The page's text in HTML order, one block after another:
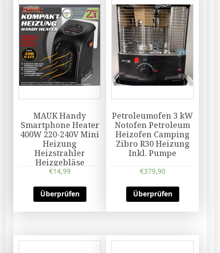
MAUK Handy
Smartphone Heater
400W 220-240V Mini
Heizung
Heizstrahler
Heizgebläse
€14,99
Überprüfen
Petroleumofen 3 kW
Notofen Petroleum
Heizofen Camping
Zibro R30 Heizung
Inkl. Pumpe
€379,90
Überprüfen